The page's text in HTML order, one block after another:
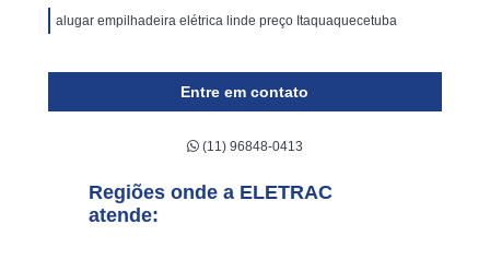
alugar empilhadeira elétrica linde preço Itaquaquecetuba
Entre em contato
(11) 96848-0413
Regiões onde a ELETRAC
atende: